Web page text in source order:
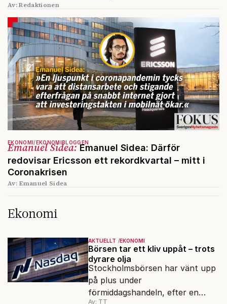
Av: Redaktionen
Emanuel Sidea:Emanuel Sidea: Därför
redovisar Ericsson ett rekordkvartal – mitt i
Coronakrisen
EKONOMI EKONOMIBLOGGEN
Av: Emanuel Sidea
Ekonomi
AKTUELLT EKONOMI
Börsen tar ett kliv uppåt – trots
dyrare olja
Stockholmsbörsen har vänt upp
på plus under
förmiddagshandeln, efter en
Av: TT